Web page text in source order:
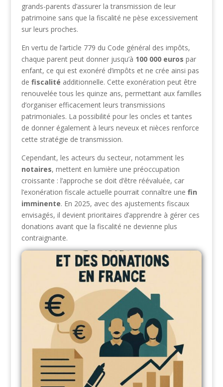
grands-parents d’assurer la transmission de leur
patrimoine sans que la fiscalité ne pèse excessivement
sur leurs proches.
En vertu de l’article 779 du Code général des impôts,
chaque parent peut donner jusqu’à 100 000 euros par
enfant, ce qui est exonéré d’impôts et ne crée ainsi pas
de fiscalité additionnelle. Cette exonération peut être
renouvelée tous les quinze ans, permettant aux familles
d’organiser efficacement leurs transmissions
patrimoniales. La possibilité pour les oncles et tantes
de donner également à leurs neveux et nièces renforce
cette stratégie de transmission.
Cependant, les acteurs du secteur, notamment les
notaires, mettent en lumière une préoccupation
croissante : l’approche se doit d’être réévaluée, car
l’exonération fiscale actuelle pourrait connaître une fin
imminente. En 2025, avec des ajustements fiscaux
envisagés, il devient prioritaires d’apprendre à gérer ces
donations avant que la fiscalité ne devienne plus
contraignante.